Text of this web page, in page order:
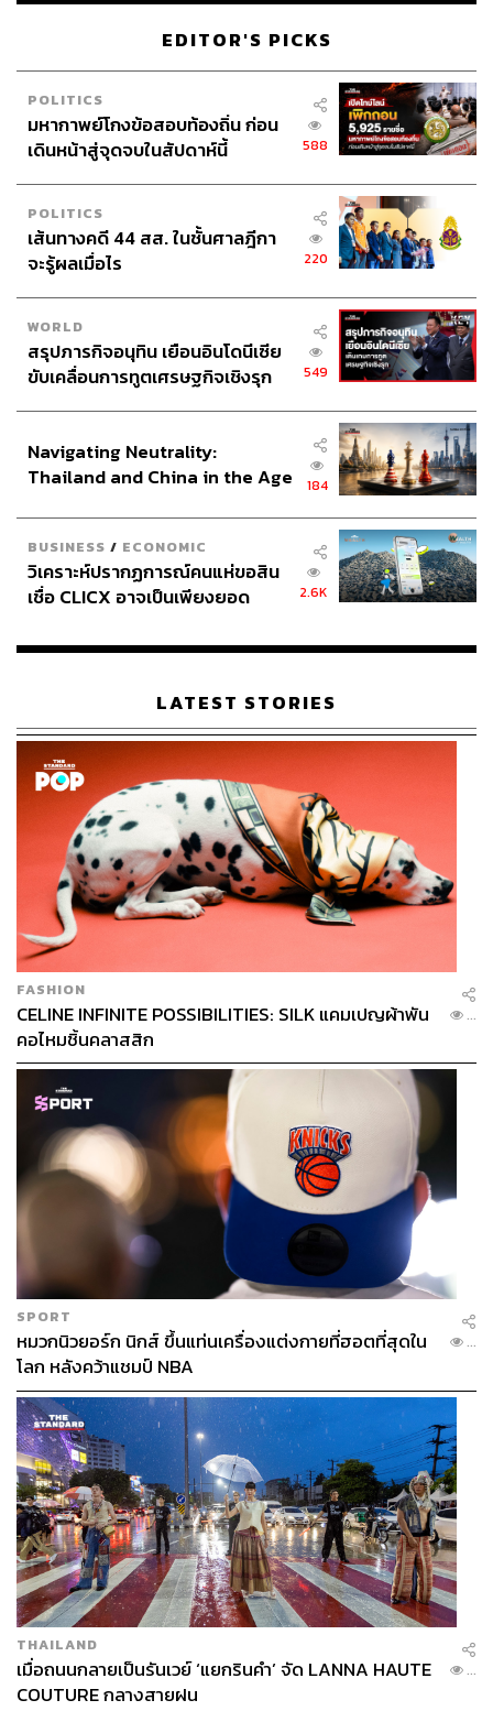
EDITOR'S PICKS
POLITICS
มหากาพย์โกงข้อสอบท้องถิ่น ก่อน
เดินหน้าสู่จุดจบในสัปดาห์นี้
588
POLITICS
เส้นทางคดี 44 สส. ในชั้นศาลฎีกา
จะรู้ผลเมื่อไร
220
WORLD
สรุปภารกิจอนุทิน เยือนอินโดนีเซีย
ขับเคลื่อนการทูตเศรษฐกิจเชิงรุก
549
Navigating Neutrality:
Thailand and China in the Age
184
BUSINESS / ECONOMIC
วิเคราะห์ปรากฏการณ์คนแห่ขอสิน
เชื่อ CLICX อาจเป็นเพียงยอด
เรือนไทยที่ถูกซุกไว้
2.6K
LATEST STORIES
FASHION
CELINE INFINITE POSSIBILITIES: SILK แคมเปญผ้าพัน
คอไหมชิ้นคลาสสิก
...
SPORT
หมวกนิวยอร์ก นิกส์ ขึ้นแท่นเครื่องแต่งกายที่ฮอตที่สุดใน
โลก หลังคว้าแชมป์ NBA
...
THAILAND
เมื่อถนนกลายเป็นรันเวย์ ‘แยกรินคำ’ จัด LANNA HAUTE
COUTURE กลางสายฝน
...